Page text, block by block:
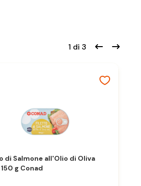
di Salmone all'Olio di Oliva
g Conad
1 di 3